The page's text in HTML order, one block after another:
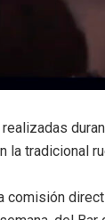
la tradicional
comisión